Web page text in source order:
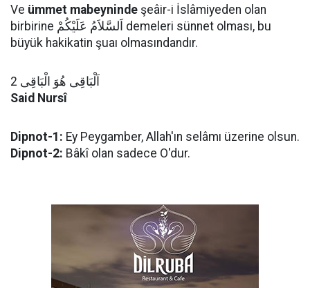
Ve ümmet mabeyninde şeâir-i İslâmiyeden olan
birbirine اَلسَّلاَمُ عَلَيْكُمْ demeleri sünnet olması, bu
büyük hakikatin şuaı olmasındandır.
اَلْبَاقِى هُوَ الْبَاقِى 2
Said Nursî
Dipnot-1: Ey Peygamber, Allah'ın selâmı üzerine olsun.
Dipnot-2: Bâkî olan sadece O'dur.